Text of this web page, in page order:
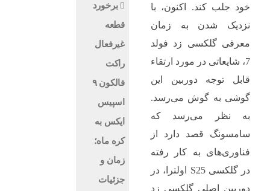
خود جلب کند. اکنون، با
نزدیک شدن به زمان
معرفی گلکسی زد فولد
7، شایعاتی در مورد ارتقاء
قابل توجه دوربین این
گوشی به گوش می‌رسد.
به نظر می‌رسد که
سامسونگ قصد دارد از
فناوری‌های به کار رفته
در گلکسی S25 اولترا، در
دوربین اصلی گلکسی زد
برخورد
قطعه
غیرفعال
راکت
فالکون ۹
اسپیس
ایکس به
کره ماه؛
زمان و
جزئیات